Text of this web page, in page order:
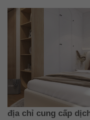
địa chỉ cung cấp